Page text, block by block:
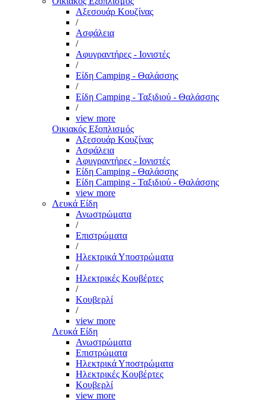
Αξεσουάρ Κουζίνας
/
Ασφάλεια
/
Αφυγραντήρες - Ιονιστές
/
Είδη Camping - Θαλάσσης
/
Είδη Camping - Ταξιδιού - Θαλάσσης
/
view more
Οικιακός Εξοπλισμός
Αξεσουάρ Κουζίνας
Ασφάλεια
Αφυγραντήρες - Ιονιστές
Είδη Camping - Θαλάσσης
Είδη Camping - Ταξιδιού - Θαλάσσης
view more
Λευκά Είδη
Ανωστρώματα
/
Επιστρώματα
/
Ηλεκτρικά Υποστρώματα
/
Ηλεκτρικές Κουβέρτες
/
Κουβερλί
/
view more
Λευκά Είδη
Ανωστρώματα
Επιστρώματα
Ηλεκτρικά Υποστρώματα
Ηλεκτρικές Κουβέρτες
Κουβερλί
view more